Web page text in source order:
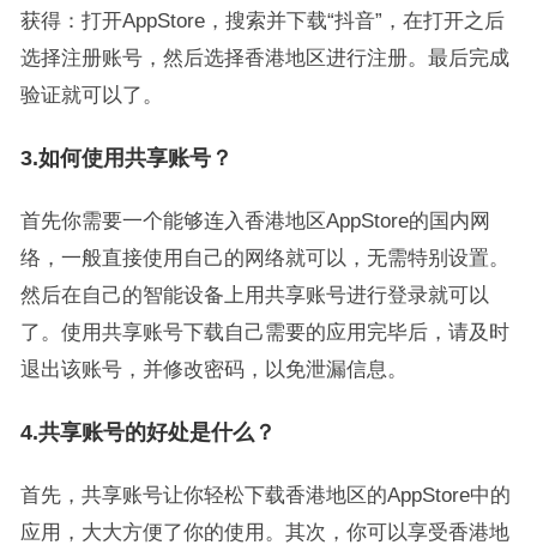
获得：打开AppStore，搜索并下载“抖音”，在打开之后
选择注册账号，然后选择香港地区进行注册。最后完成
验证就可以了。
3.如何使用共享账号？
首先你需要一个能够连入香港地区AppStore的国内网
络，一般直接使用自己的网络就可以，无需特别设置。
然后在自己的智能设备上用共享账号进行登录就可以
了。使用共享账号下载自己需要的应用完毕后，请及时
退出该账号，并修改密码，以免泄漏信息。
4.共享账号的好处是什么？
首先，共享账号让你轻松下载香港地区的AppStore中的
应用，大大方便了你的使用。其次，你可以享受香港地